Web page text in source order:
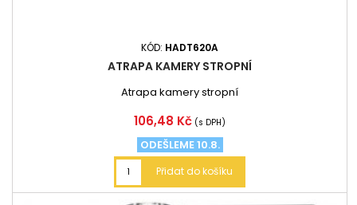
KÓD: HADT620A
ATRAPA KAMERY STROPNÍ
Atrapa kamery stropní
Cena
106,48 Kč (s DPH)
ODEŠLEME 10.8.
Přidat do košíku